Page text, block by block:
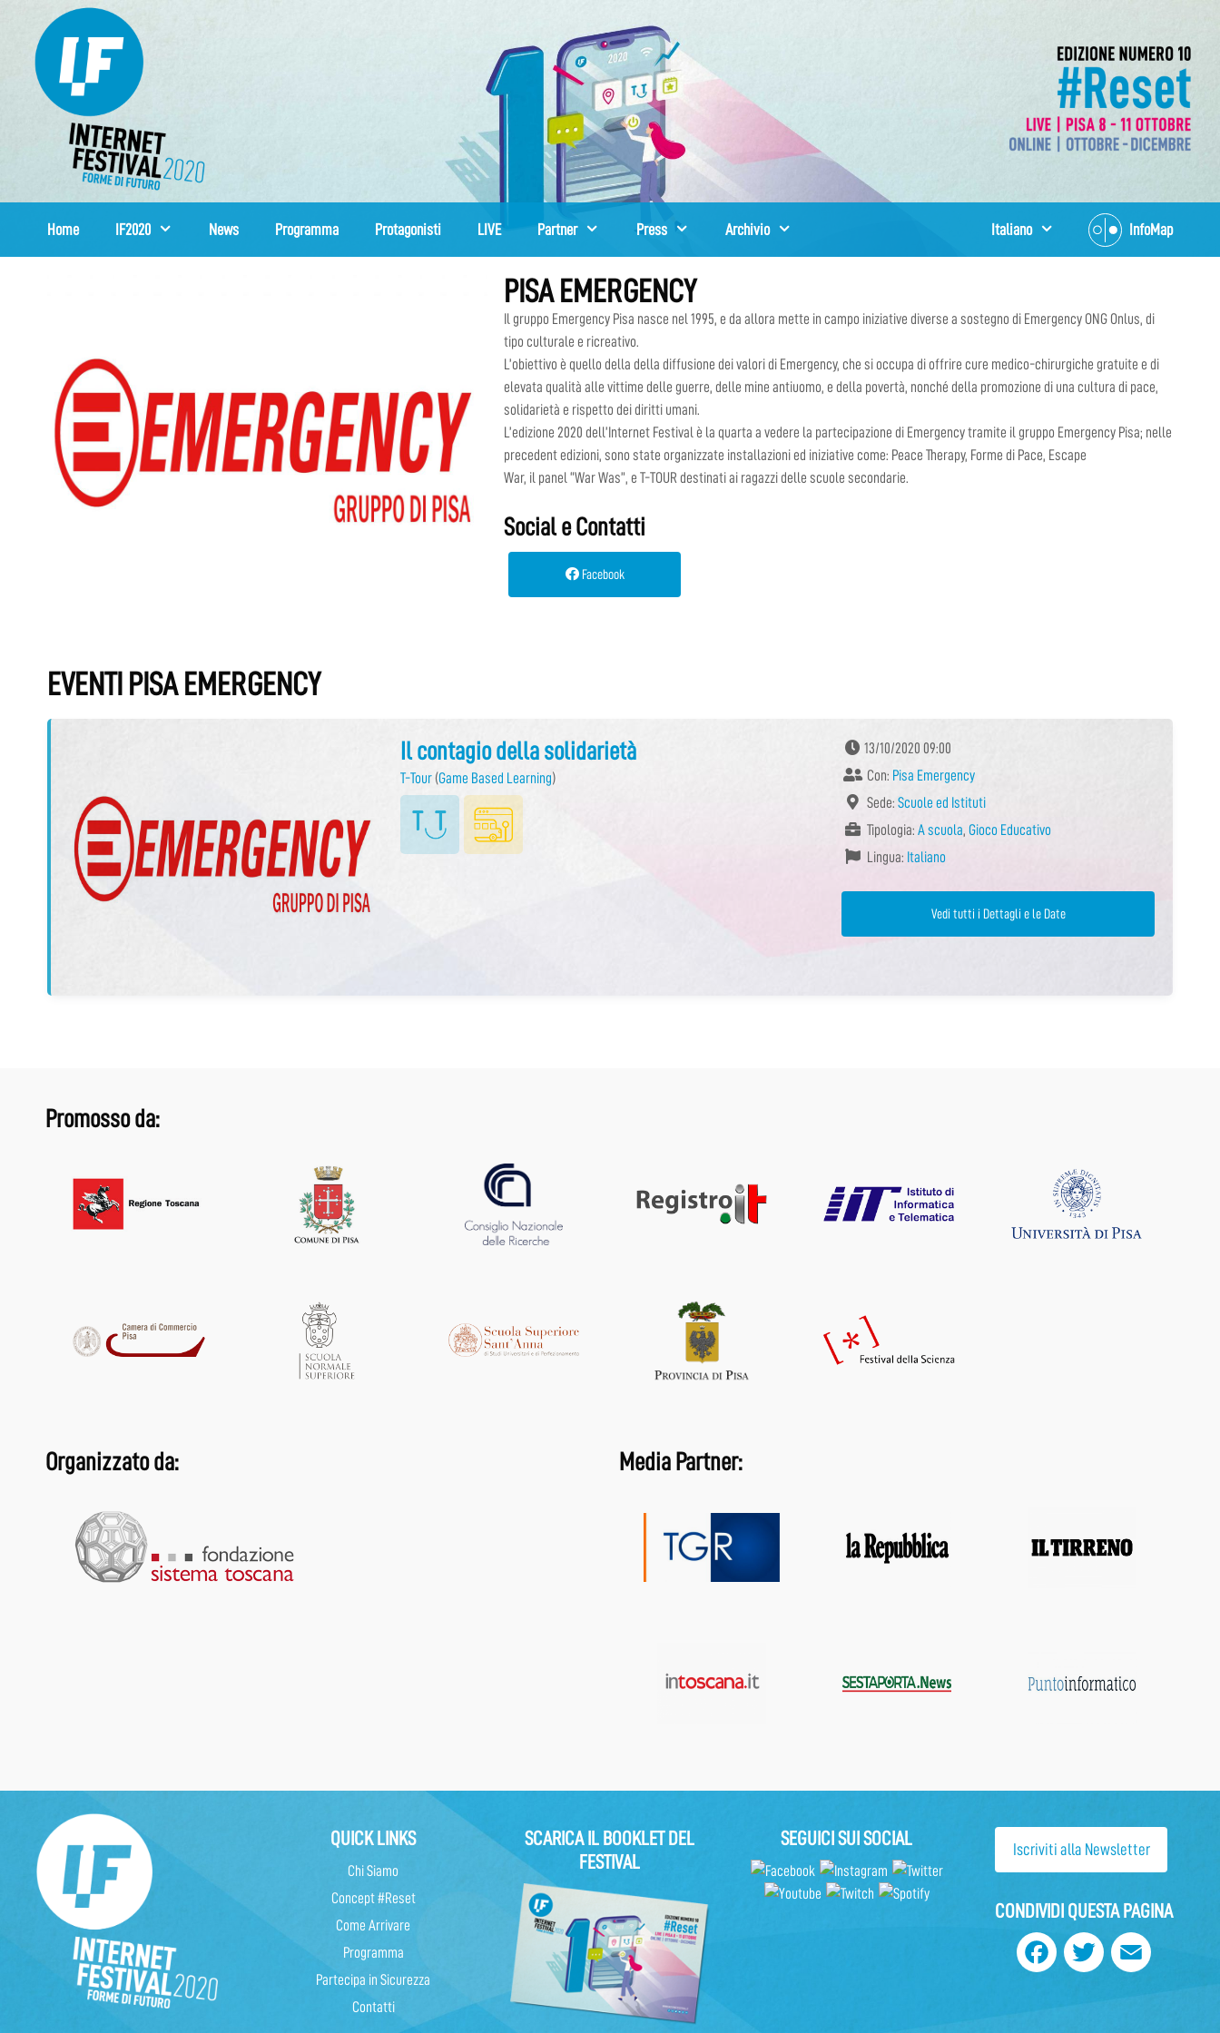
contenuto
Home IF2020 News Programma Protagonisti LIVE Partner Press Archivio InfoMap
Italiano
PISA EMERGENCY
Il gruppo Emergency Pisa nasce nel 1995, e da allora mette in campo iniziative diverse a sostegno di Emergency ONG Onlus, di
tipo culturale e ricreativo.
L’obiettivo è quello della della diffusione dei valori di Emergency, che si occupa di offrire cure medico-chirurgiche gratuite e di
elevata qualità alle vittime delle guerre, delle mine antiuomo, e della povertà, nonché della promozione di una cultura di pace,
solidarietà e rispetto dei diritti umani.
L’edizione 2020 dell’Internet Festival è la quarta a vedere la partecipazione di Emergency tramite il gruppo Emergency Pisa; nelle
precedent edizioni, sono state organizzate installazioni ed iniziative come: Peace Therapy, Forme di Pace, Escape
War, il panel “War Was”, e T-TOUR destinati ai ragazzi delle scuole secondarie.
Social e Contatti
Facebook
EVENTI PISA EMERGENCY
Il contagio della solidarietà
T-Tour(Game Based Learning)
13/10/2020 09:00
Con: Pisa Emergency
Sede:Scuole ed Istituti
Tipologia:A scuola,Gioco Educativo
Lingua: Italiano
Vedi tutti i Dettagli e le Date
Promosso da:
Organizzato da: Media Partner:
QUICK LINKS
Chi Siamo
Concept #Reset
Come Arrivare
Programma
Partecipa in Sicurezza
Contatti
SCARICA IL BOOKLET DEL
FESTIVAL
SEGUICI SUI SOCIAL
Iscriviti alla Newsletter
CONDIVIDI QUESTA PAGINA
FacebookTwitter Email